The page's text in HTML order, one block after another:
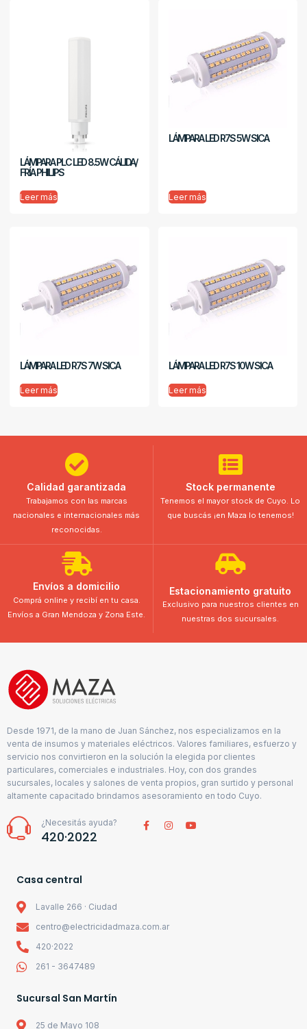
LÁMPARA PLC LED 8.5W CÁLIDA/
FRÍA PHILIPS
Leer más
LÁMPARA LED R7S 5W SICA
Leer más
LÁMPARA LED R7S 7W SICA
Leer más
LÁMPARA LED R7S 10W SICA
Leer más
Calidad garantizada
Trabajamos con las marcas
nacionales e internacionales más
reconocidas.
Stock permanente
Tenemos el mayor stock de Cuyo. Lo
que buscás ¡en Maza lo tenemos!
Envíos a domicilio
Comprá online y recibí en tu casa.
Envíos a Gran Mendoza y Zona Este.
Estacionamiento gratuito
Exclusivo para nuestros clientes en
nuestras dos sucursales.
Desde 1971, de la mano de Juan Sánchez, nos especializamos en la
venta de insumos y materiales eléctricos. Valores familiares, esfuerzo y
servicio nos convirtieron en la solución la elegida por clientes
particulares, comerciales e industriales. Hoy, con dos grandes
sucursales, locales y salones de venta propios, gran surtido y personal
altamente capacitado brindamos asesoramiento en todo Cuyo.
¿Necesitás ayuda?
420·2022
Casa central
Lavalle 266 · Ciudad
centro@electricidadmaza.com.ar
420·2022
261 - 3647489
Sucursal San Martín
25 de Mayo 108